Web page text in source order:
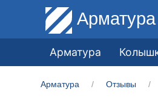
Арматура
Арматура
Арматура Отзывы